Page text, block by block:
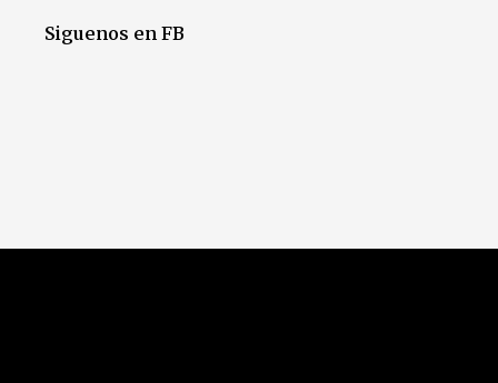
Siguenos en FB